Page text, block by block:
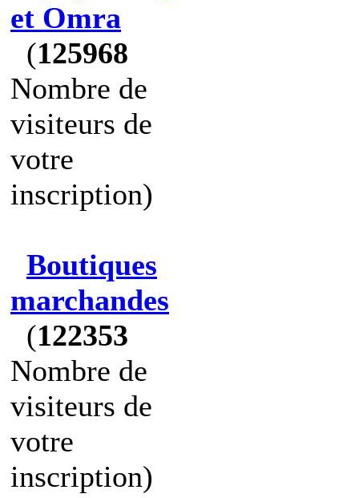
et Omra
(125968
Nombre de
visiteurs de
votre
inscription)
Boutiques
marchandes
(122353
Nombre de
visiteurs de
votre
inscription)